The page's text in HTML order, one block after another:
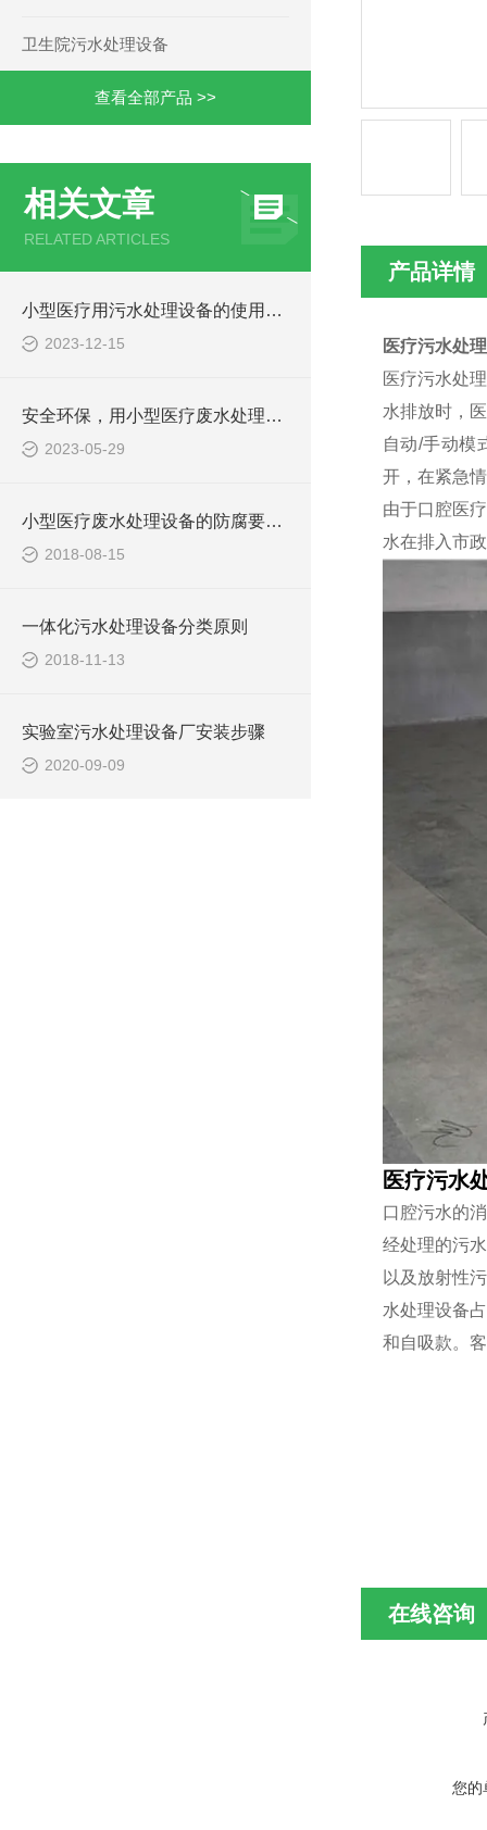
卫生院污水处理设备
查看全部产品 >>
相关文章
RELATED ARTICLES
小型医疗用污水处理设备的使用注意事项
2023-12-15
安全环保，用小型医疗废水处理设备
2023-05-29
小型医疗废水处理设备的防腐要求你做到了吗
2018-08-15
一体化污水处理设备分类原则
2018-11-13
实验室污水处理设备厂安装步骤
2020-09-09
产品详情
医疗污水处
医疗污水处
水排放时，
自动/手动模
开，在紧急
由于口腔医
水在排入市
医疗污水
口腔污水的
经处理的污
以及放射性
水处理设备
和自吸款。
在线咨询
您的